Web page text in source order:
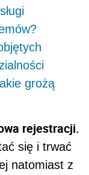
grożą
rejestracji.
się i trwać
natomiast z